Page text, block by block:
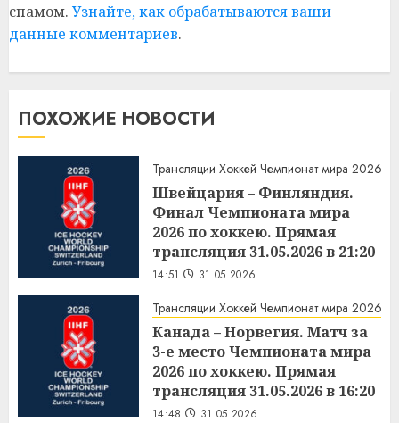
спамом. Узнайте, как обрабатываются ваши
данные комментариев.
ПОХОЖИЕ НОВОСТИ
Трансляции Хоккей Чемпионат мира 2026
Швейцария – Финляндия.
Финал Чемпионата мира
2026 по хоккею. Прямая
трансляция 31.05.2026 в 21:20
14:51 31.05.2026
Трансляции Хоккей Чемпионат мира 2026
Канада – Норвегия. Матч за
3-е место Чемпионата мира
2026 по хоккею. Прямая
трансляция 31.05.2026 в 16:20
14:48 31.05.2026